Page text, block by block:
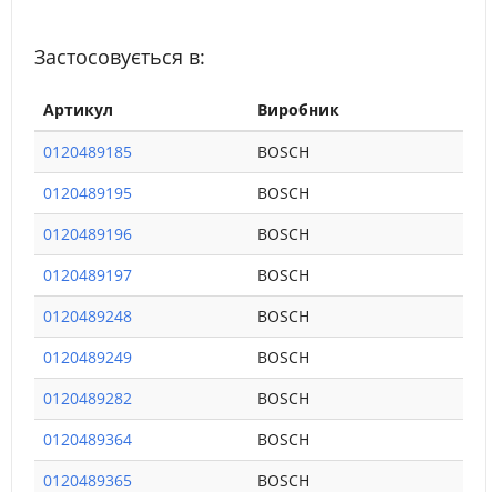
Застосовується в:
Артикул
Виробник
0120489185
BOSCH
0120489195
BOSCH
0120489196
BOSCH
0120489197
BOSCH
0120489248
BOSCH
0120489249
BOSCH
0120489282
BOSCH
0120489364
BOSCH
0120489365
BOSCH